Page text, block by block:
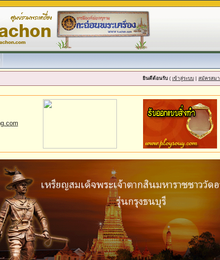
ยินดีต้อนรับ ( เข้าสู่ระบบ | สมัครสม